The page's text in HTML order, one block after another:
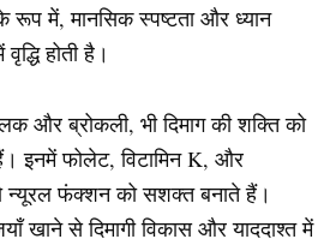
में, मानसिक स्पष्टता और ध्यान
होती है।
और ब्रोकली, भी दिमाग की शक्ति को
इनमें फोलेट, विटामिन K, और
न्यूरल फंक्शन को सशक्त बनाते हैं।
खाने से दिमागी विकास और याददाश्त में